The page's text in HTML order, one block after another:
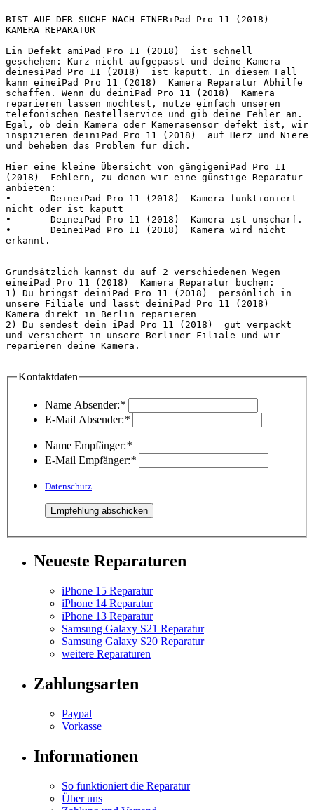
BIST AUF DER SUCHE NACH EINERiPad Pro 11 (2018)
KAMERA REPARATUR
Ein Defekt amiPad Pro 11 (2018)  ist schnell
geschehen: Kurz nicht aufgepasst und deine Kamera
deinesiPad Pro 11 (2018)  ist kaputt. In diesem Fall
kann eineiPad Pro 11 (2018)  Kamera Reparatur Abhilfe
schaffen. Wenn du deiniPad Pro 11 (2018)  Kamera
reparieren lassen möchtest, nutze einfach unseren
telefonischen Bestellservice und gib deine Fehler an.
Egal, ob dein Kamera oder Kamerasensor defekt ist, wir
inspizieren deiniPad Pro 11 (2018)  auf Herz und Niere
und beheben das Problem für dich.
Hier eine kleine Übersicht von gängigeniPad Pro 11
(2018)  Fehlern, zu denen wir eine günstige Reparatur
anbieten:
•	DeineiPad Pro 11 (2018)  Kamera funktioniert
nicht oder ist kaputt
•	DeineiPad Pro 11 (2018)  Kamera ist unscharf.
•	DeineiPad Pro 11 (2018)  Kamera wird nicht
erkannt.
Grundsätzlich kannst du auf 2 verschiedenen Wegen
eineiPad Pro 11 (2018)  Kamera Reparatur buchen:
1) Du bringst deiniPad Pro 11 (2018)  persönlich in
unsere Filiale und lässt deiniPad Pro 11 (2018)
Kamera direkt in Berlin reparieren
2) Du sendest dein iPad Pro 11 (2018)  gut verpackt
und versichert in unsere Berliner Filiale und wir
reparieren deine Kamera.
Kontaktdaten
Name Absender:*
E-Mail Absender:*
Name Empfänger:*
E-Mail Empfänger:*
Datenschutz
Neueste Reparaturen
iPhone 15 Reparatur
iPhone 14 Reparatur
iPhone 13 Reparatur
Samsung Galaxy S21 Reparatur
Samsung Galaxy S20 Reparatur
weitere Reparaturen
Zahlungsarten
Paypal
Vorkasse
Informationen
So funktioniert die Reparatur
Über uns